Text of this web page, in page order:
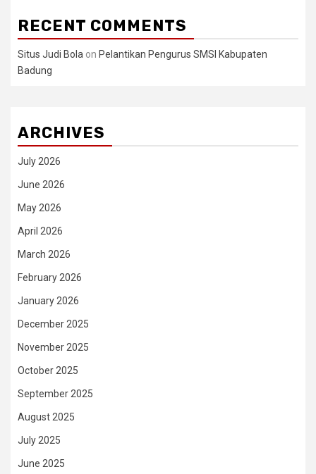
RECENT COMMENTS
Situs Judi Bola on Pelantikan Pengurus SMSI Kabupaten
Badung
ARCHIVES
July 2026
June 2026
May 2026
April 2026
March 2026
February 2026
January 2026
December 2025
November 2025
October 2025
September 2025
August 2025
July 2025
June 2025